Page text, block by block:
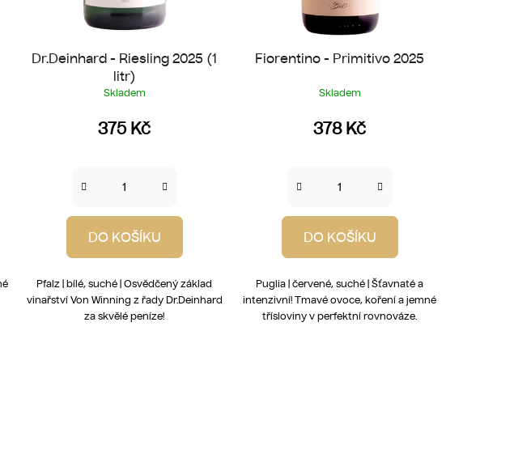
Dr.Deinhard - Riesling 2025 (1
litr)
Skladem
375 Kč
DO KOŠÍKU
Pfalz | bílé, suché | Osvědčený základ
vinařství Von Winning z řady Dr.Deinhard
za skvělé peníze!
Fiorentino - Primitivo 2025
Skladem
378 Kč
DO KOŠÍKU
Puglia | červené, suché | Šťavnaté a
intenzivní! Tmavé ovoce, koření a jemné
třísloviny v perfektní rovnováze.